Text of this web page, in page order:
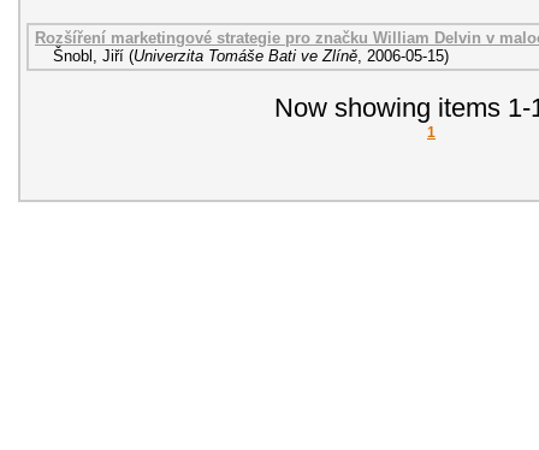
Rozšíření marketingové strategie pro značku William Delvin v
Šnobl, Jiří (Univerzita Tomáše Bati ve Zlíně 2006-05-15)
Now showing items 1-
1